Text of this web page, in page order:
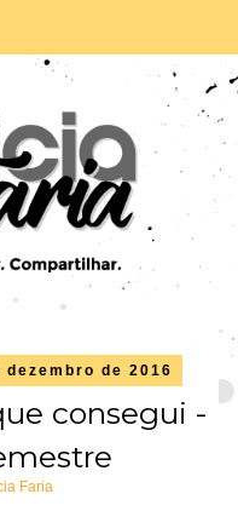
de 2016
consegui -
Faria